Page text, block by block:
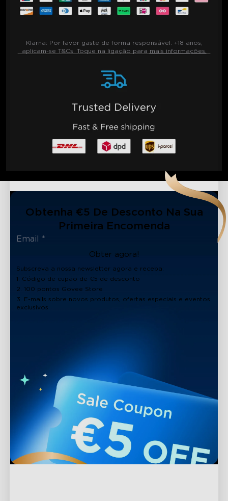
Klarna: Por favor gaste de forma responsável. +18 anos,
aplicam-se T&Cs. Toque na ligação para mais informações.
Obtenha €5 De Desconto Na Sua
Primeira Encomenda
Obter agora!
Subscreva a nossa newsletter agora e receba:
1. Código de cupão de €5 de desconto
2. 100 pontos Govee Store
3. E-mails sobre novos produtos, ofertas especiais e eventos
exclusivos